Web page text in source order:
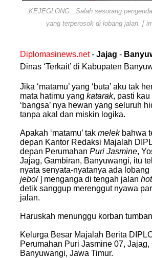
KEJEGLONG : Salah sesorang
yang terperosok di lobang jalan. [
Diplomasinews.net- Jajag -
Dinas ‘Terkait’ di Kabupaten
Jika ‘matamu’ yang ‘buta’ aku tak
mata hatimu yang katarak, pasti kau
‘bangsa’ nya hewan yang seluruh
tanpa akal dan miskin logika.
Apakah ‘matamu’ tak melek bahwa
depan Kantor Redaksi Majalah
depan Perumahan Puri Jasmine,
Jajag, Gambiran, Banyuwangi, itu
nyata senyata-nyatanya ada lobang
jebol ] menganga di tengah jalan
detik sanggup merenggut nyawa
jalan.
Haruskah menunggu korban
Kelurga Besar Majalah Berita
Perumahan Puri Jasmine 07, Jajag,
Banyuwangi, Jawa Timur.